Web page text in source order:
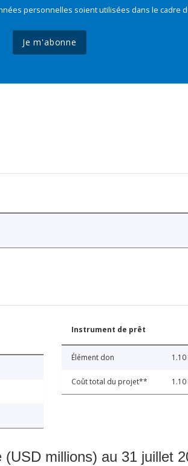
personnelles soient utilisées dans le cadre
Je m'abonne
Instrument de prêt
Élément don 1.10
Coût total du projet** 1.10
millions) au 31 juillet